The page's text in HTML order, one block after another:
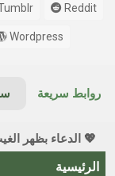
Reddit
Wordpress
روابط سريعة
💖 الدعاء بظهر
الرئيسية